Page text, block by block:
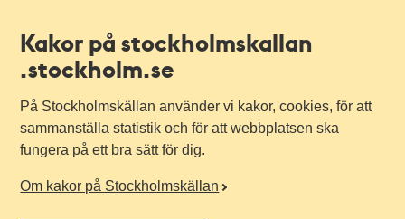
Kakor på stockholmskallan
.stockholm.se
På Stockholmskällan använder vi kakor, cookies, för att
sammanställa statistik och för att webbplatsen ska
fungera på ett bra sätt för dig.
Om kakor på Stockholmskällan